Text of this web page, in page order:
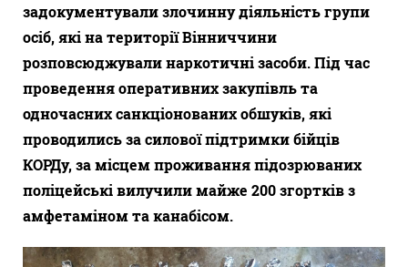
задокументували злочинну діяльність групи
осіб, які на території Вінниччини
розповсюджували наркотичні засоби. Під час
проведення оперативних закупівль та
одночасних санкціонованих обшуків, які
проводились за силової підтримки бійців
КОРДу, за місцем проживання підозрюваних
поліцейські вилучили майже 200 згортків з
амфетаміном та канабісом.